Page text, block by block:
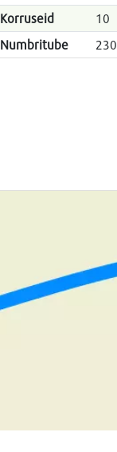
Korruseid
10
Numbritube
230